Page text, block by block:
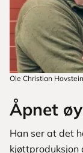
Ole Christian
Åpnet
Han ser at det
kjøttproduksjon